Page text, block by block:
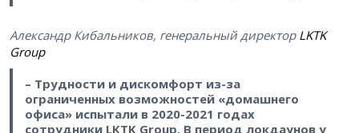
Александр Кибальников, генеральный директор LKTK
Group
– Трудности и дискомфорт из-за
ограниченных возможностей «домашнего
офиса» испытали в 2020-2021 годах
сотрудники LKTK Group. В период локдаунов у